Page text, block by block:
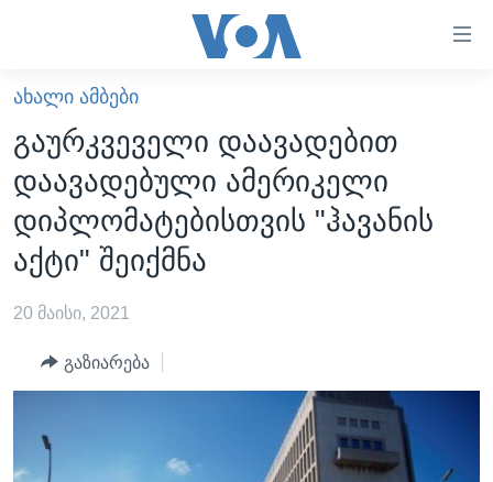
ხელმისაწვდომობისთვის
გადადით
მთავარზე
გადადით
მთავარ
ნავიგაციაზე
გადადით
ძიებაზე
ᲐᲮᲐᲚᲘ ᲐᲛᲑᲔᲑᲘ
ᲡᲐᲥᲐᲠᲗᲕᲔᲚᲝ
ᲐᲨᲨ
ᲐᲨᲨ-ᲘᲡ ᲐᲠᲩᲔᲕᲜᲔᲑᲘ 2024
ᲛᲡᲝᲤᲚᲘᲝ
ᲕᲘᲓᲔᲝᲔᲑᲘ
ᲒᲐᲓᲐᲪᲔᲛᲔᲑᲘ
ᲕᲐᲨᲘᲜᲒᲢᲝᲜᲘ ᲓᲦᲔᲡ
ᲮᲔᲓᲕᲐ ᲕᲐᲨᲘᲜᲒᲢᲝᲜᲘᲓᲐᲜ
ᲡᲮᲕᲐ ᲡᲘᲐᲮᲚᲔᲔᲑᲘ
ᲞᲝᲚᲘᲢᲘᲙᲐ
ᲠᲣᲡᲔᲗᲘᲡ ᲨᲔᲭᲠᲐ ᲣᲙᲠᲐᲘᲜᲐᲨᲘ
ᲐᲮᲐᲚᲘ ᲐᲛᲑᲔᲑᲘ
გაურკვეველი დაავადებით
დაავადებული ამერიკელი
დიპლომატებისთვის "ჰავანის
აქტი" შეიქმნა
20 მაისი, 2021
გაზიარება